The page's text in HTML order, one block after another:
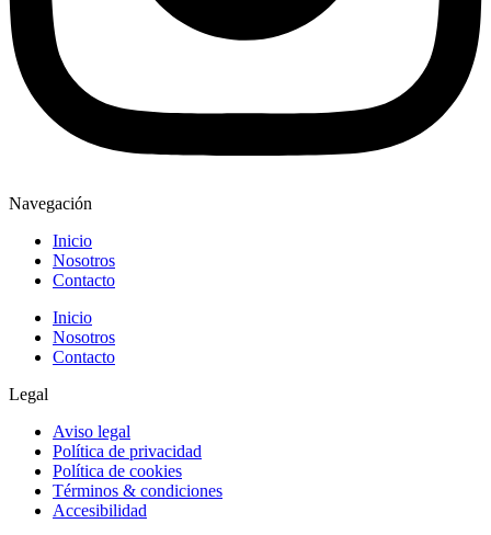
Navegación
Inicio
Nosotros
Contacto
Inicio
Nosotros
Contacto
Legal
Aviso legal
Política de privacidad
Política de cookies
Términos & condiciones
Accesibilidad